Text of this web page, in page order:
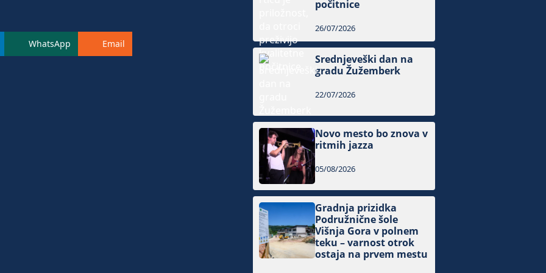
WhatsApp Email
počitnice
26/07/2026
Srednjeveški dan na
gradu Žužemberk
22/07/2026
Novo mesto bo znova v
ritmih jazza
05/08/2026
Gradnja prizidka
Podružnične šole
Višnja Gora v polnem
teku – varnost otrok
ostaja na prvem mestu